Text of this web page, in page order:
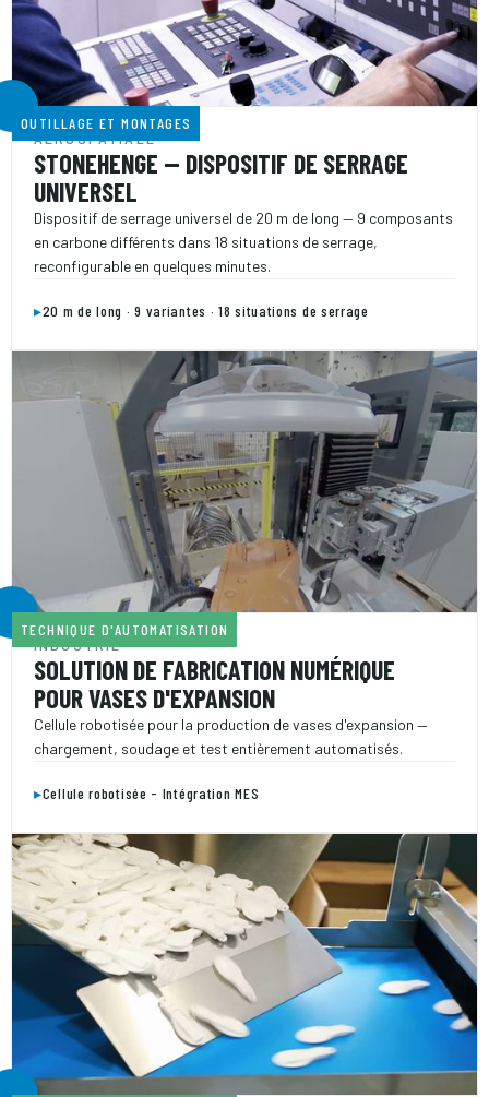
OUTILLAGE ET MONTAGES
AÉROSPATIALE
STONEHENGE — DISPOSITIF DE SERRAGE
UNIVERSEL
Dispositif de serrage universel de 20 m de long — 9 composants
en carbone différents dans 18 situations de serrage,
reconfigurable en quelques minutes.
▸20 m de long · 9 variantes · 18 situations de serrage
TECHNIQUE D'AUTOMATISATION
INDUSTRIE
SOLUTION DE FABRICATION NUMÉRIQUE
POUR VASES D'EXPANSION
Cellule robotisée pour la production de vases d'expansion —
chargement, soudage et test entièrement automatisés.
▸Cellule robotisée - Intégration MES